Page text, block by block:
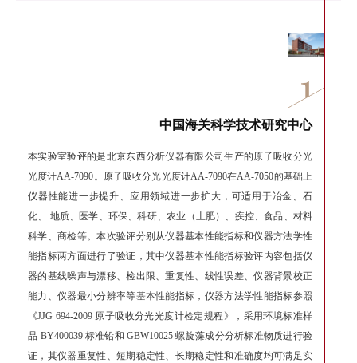
中国海关科学技术研究中心
本实验室验评的是北京东西分析仪器有限公司生产的原子吸收分光
光度计AA-7090。原子吸收分光光度计AA-7090在AA-7050的基础上
仪器性能进一步提升、应用领域进一步扩大，可适用于冶金、石
化、 地质、医学、环保、科研、农业（土肥）、疾控、食品、材料
科学、商检等。本次验评分别从仪器基本性能指标和仪器方法学性
能指标两方面进行了验证，其中仪器基本性能指标验评内容包括仪
器的基线噪声与漂移、检出限、重复性、线性误差、仪器背景校正
能力、仪器最小分辨率等基本性能指标，仪器方法学性能指标参照
《JJG 694-2009 原子吸收分光光度计检定规程》，采用环境标准样
品 BY400039 标准铅和 GBW10025 螺旋藻成分分析标准物质进行验
证，其仪器重复性、短期稳定性、长期稳定性和准确度均可满足实